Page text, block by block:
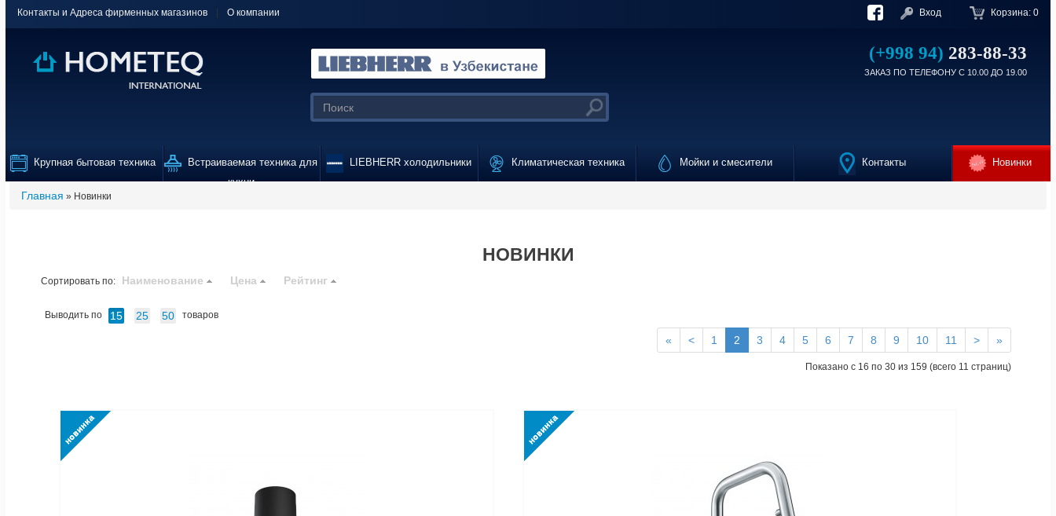
Контакты и Адреса фирменных магазинов О компании Вход Корзина: 0
(+998 94) 283-88-33
ЗАКАЗ ПО ТЕЛЕФОНУ С 10.00 ДО 19.00
Крупная бытовая техника
Встраиваемая техника для
кухни
LIEBHERR холодильники Климатическая техника Мойки и смесители Контакты Новинки
Главная » Новинки
НОВИНКИ
Сортировать по: Наименование Цена Рейтинг
Выводить по 15 25 50 товаров
« < 1 2 3 4 5 6 7 8 9 10 11 > »
Показано с 16 по 30 из 159 (всего 11 страниц)